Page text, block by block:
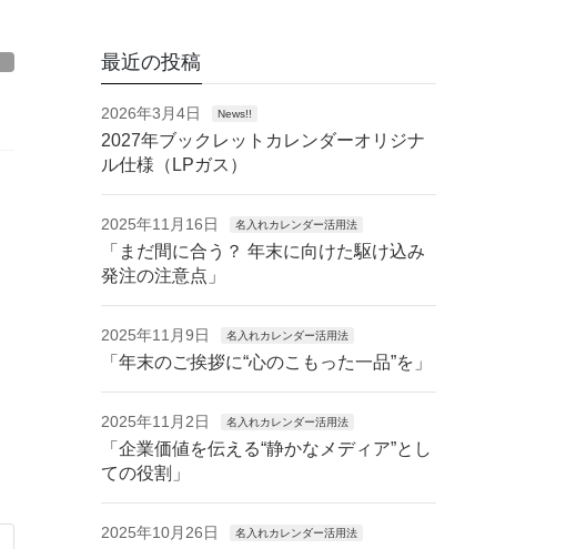
最近の投稿
2026年3月4日 News!!
2027年ブックレットカレンダーオリジナ
ル仕様（LPガス）
2025年11月16日 名入れカレンダー活用法
「まだ間に合う？ 年末に向けた駆け込み
発注の注意点」
2025年11月9日 名入れカレンダー活用法
「年末のご挨拶に“心のこもった一品”を」
2025年11月2日 名入れカレンダー活用法
「企業価値を伝える“静かなメディア”とし
ての役割」
2025年10月26日 名入れカレンダー活用法